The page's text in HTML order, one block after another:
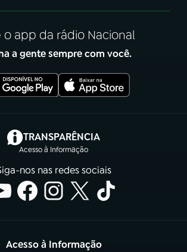
o app da rádio Nacional
a gente sempre com você.
TRANSPARÊNCIA
Acesso à Informação
(abre em nova aba)
nos nas redes sociais
Acesso à Informação